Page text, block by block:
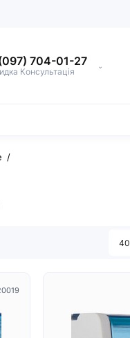
704-01-27
Консультація
⌄
40